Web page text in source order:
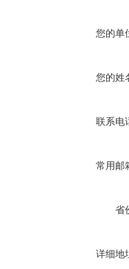
您的单
您的姓
联系电
常用邮
省
详细地